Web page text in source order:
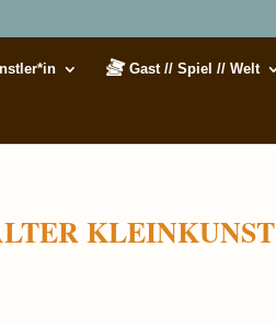
Gast // Spiel // Welt
KLEINKUNST